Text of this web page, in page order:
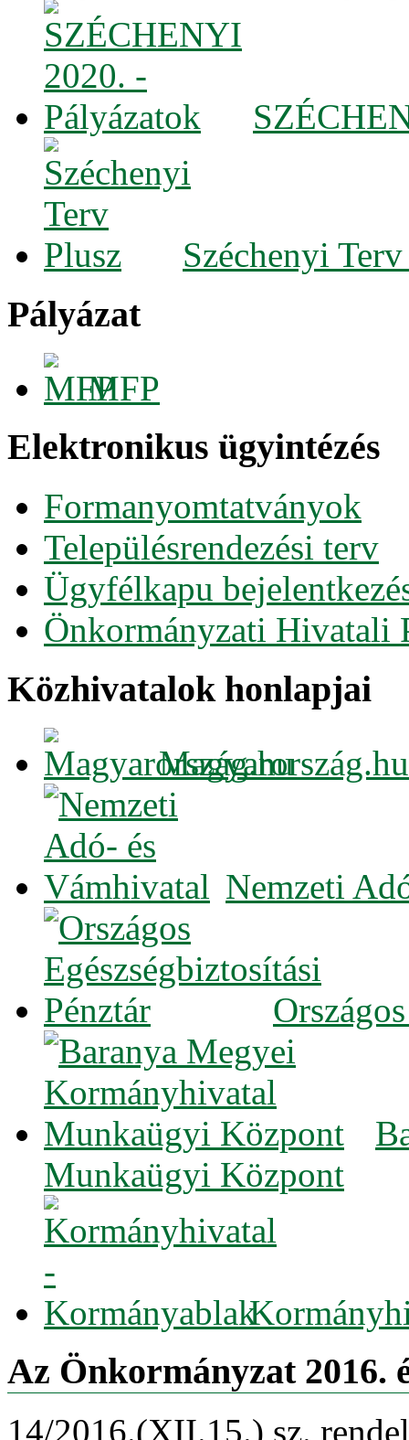
Széchenyi
Pályázat
MFP
Elektronikus ügyintézés
Formanyomtatványok
Településrendezési terv
Ügyfélkapu
Önkormányzati Hivatali
Közhivatalok honlapjai
Magyarország.hu
Nemzeti
Munkaügyi Központ
Az Önkormányzat 2016.
14/2016.(XII.15.) sz.